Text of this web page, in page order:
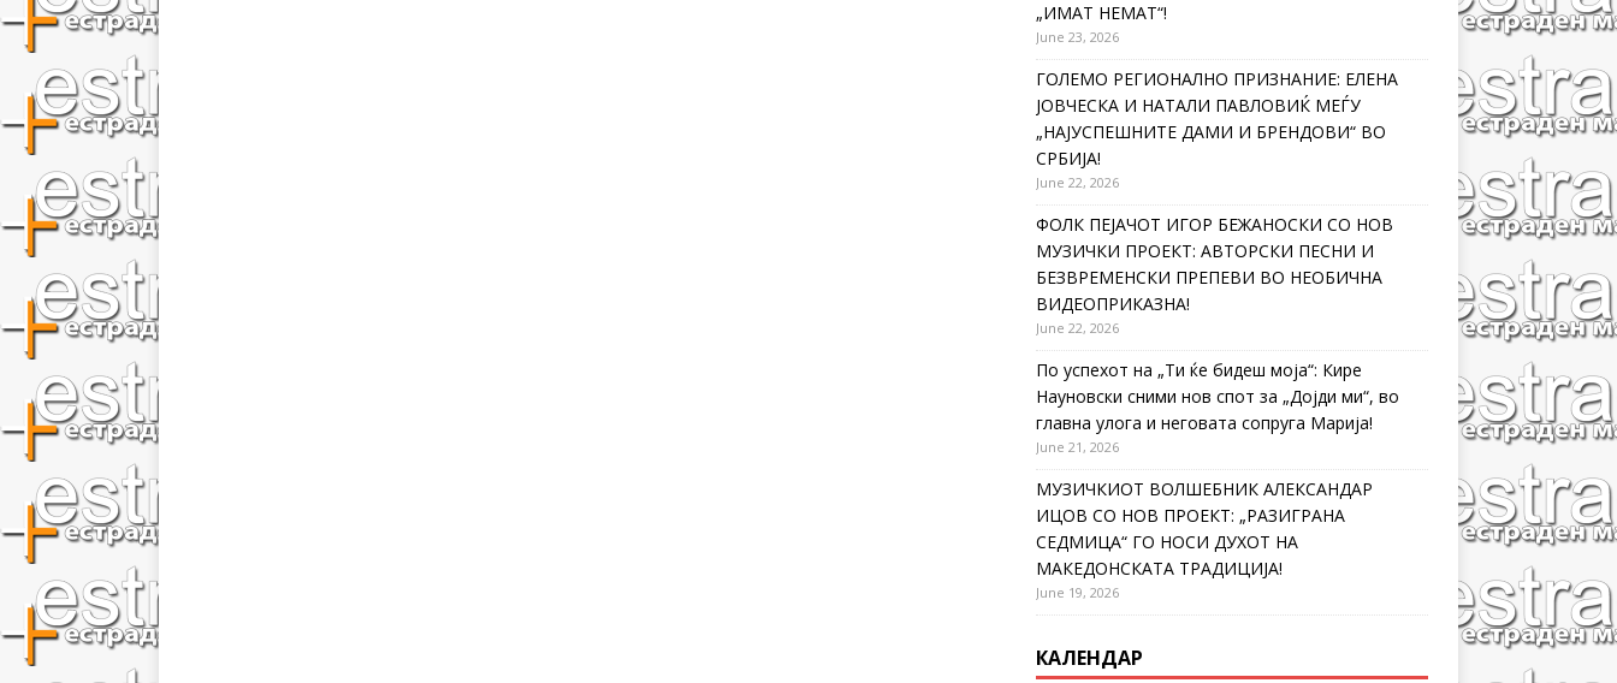
„ИМАТ НЕМАТ“!
June 23, 2026
ГОЛЕМО РЕГИОНАЛНО ПРИЗНАНИЕ: ЕЛЕНА
ЈОВЧЕСКА И НАТАЛИ ПАВЛОВИЌ МЕЃУ
„НАЈУСПЕШНИТЕ ДАМИ И БРЕНДОВИ“ ВО
СРБИЈА!
June 22, 2026
ФОЛК ПЕЈАЧОТ ИГОР БЕЖАНОСКИ СО НОВ
МУЗИЧКИ ПРОЕКТ: АВТОРСКИ ПЕСНИ И
БЕЗВРЕМЕНСКИ ПРЕПЕВИ ВО НЕОБИЧНА
ВИДЕОПРИКАЗНА!
June 22, 2026
По успехот на „Ти ќе бидеш моја“: Кире
Науновски сними нов спот за „Дојди ми“, во
главна улога и неговата сопруга Марија!
June 21, 2026
МУЗИЧКИОТ ВОЛШЕБНИК АЛЕКСАНДАР
ИЦОВ СО НОВ ПРОЕКТ: „РАЗИГРАНА
СЕДМИЦА“ ГО НОСИ ДУХОТ НА
МАКЕДОНСКАТА ТРАДИЦИЈА!
June 19, 2026
КАЛЕНДАР